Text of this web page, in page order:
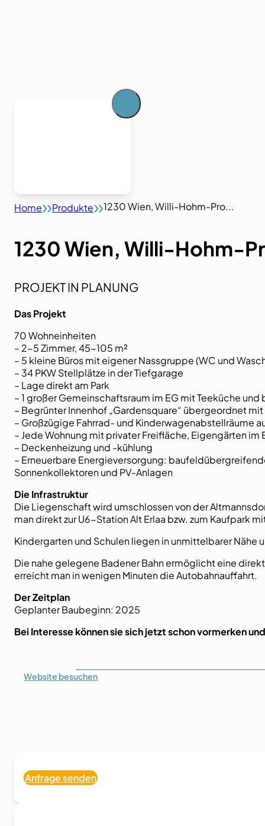
Home Produkte 1230 Wien, Willi-Hohm-Pro...
1230 Wien, Willi-Hohm-
PROJEKT IN PLANUNG
Das Projekt
70 Wohneinheiten
– 2-5 Zimmer, 45-105 m²
– 5 kleine Büros mit eigener Nassgruppe (WC und
– 34 PKW Stellplätze in der Tiefgarage
– Lage direkt am Park
– 1 großer Gemeinschaftsraum im EG mit Teeküche
– Begrünter Innenhof „Gardensquare“ übergeordnet
– Großzügige Fahrrad- und Kinderwagenabstellräume
– Jede Wohnung mit privater Freifläche, Eigengärten
– Deckenheizung und -kühlung
– Erneuerbare Energieversorgung:
Sonnenkollektoren und PV-Anlagen
Die Infrastruktur
Die Liegenschaft wird umschlossen von der
man direkt zur U6-Station Alt Erlaa bzw. zum Kaufpark
Kindergarten und Schulen liegen in unmittelbarer Nähe
Die nahe gelegene Badener Bahn ermöglicht eine
erreicht man in wenigen Minuten die Autobahnauffahrt.
Der Zeitplan
Geplanter Baubeginn: 2025
Bei Interesse können sie sich jetzt schon vormerken
Website besuchen
Anfrage senden